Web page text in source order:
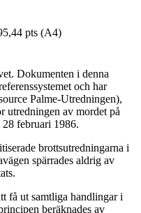
pts (A4)
Dokumenten i denna
och har
Palme-Utredningen),
utredningen av mordet på
28 februari 1986.
brottsutredningarna i
spärrades aldrig av
få ut samtliga handlingar i
beräknades av